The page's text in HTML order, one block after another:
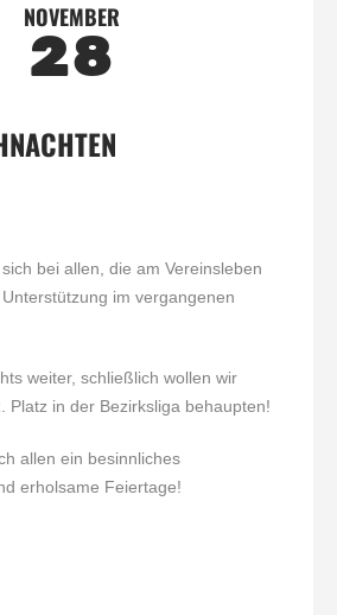
NOVEMBER
28
bei allen, die am Vereinsleben
im vergangenen
weiter, schließlich wollen wir
Platz in der Bezirksliga behaupten!
allen ein besinnliches
erholsame Feiertage!